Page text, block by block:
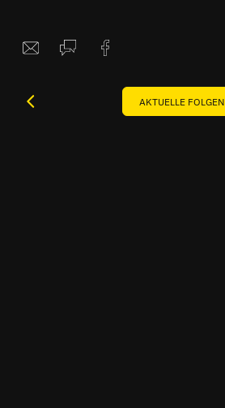
AKTUELLE FOLGEN